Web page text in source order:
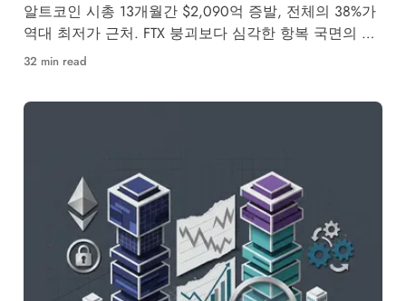
알트코인 시총 13개월간 $2,090억 증발, 전체의 38%가
역대 최저가 근처. FTX 붕괴보다 심각한 항복 국면의 끝
은 어디인가.
32 min read